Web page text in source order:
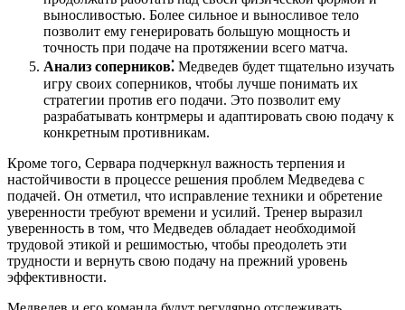
выносливостью. Более сильное и выносливое тело
позволит ему генерировать большую мощность и
точность при подаче на протяжении всего матча.
Анализ соперников⁚ Медведев будет тщательно изучать
игру своих соперников, чтобы лучше понимать их
стратегии против его подачи. Это позволит ему
разрабатывать контрмеры и адаптировать свою подачу к
конкретным противникам.
Кроме того, Сервара подчеркнул важность терпения и
настойчивости в процессе решения проблем Медведева с
подачей. Он отметил, что исправление техники и обретение
уверенности требуют времени и усилий. Тренер выразил
уверенность в том, что Медведев обладает необходимой
трудовой этикой и решимостью, чтобы преодолеть эти
трудности и вернуть свою подачу на прежний уровень
эффективности.